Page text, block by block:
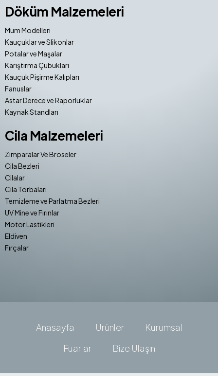
Döküm Malzemeleri
Mum Modelleri
Kauçuklar ve Slikonlar
Potalar ve Maşalar
Karıştırma Çubukları
Kauçuk Pişirme Kalıpları
Fanuslar
Astar Derece ve Raporluklar
Kaynak Standları
Cila Malzemeleri
Zımparalar Ve Broseler
Cila Bezleri
Cilalar
Cila Torbaları
Temizleme ve Parlatma Bezleri
UV Mine ve Fırınlar
Motor Lastikleri
Eldiven
Fırçalar
Anasayfa Ürünler
Kurumsal
Fuarlar
Bize Ulaşın